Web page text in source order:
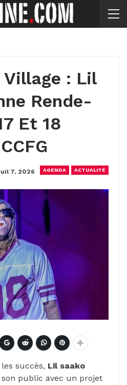
Village : Lil
Rende-
Et 18
AGENDA ACTUALITÉ
7, 2026
succès, Lil saako
son public avec un projet